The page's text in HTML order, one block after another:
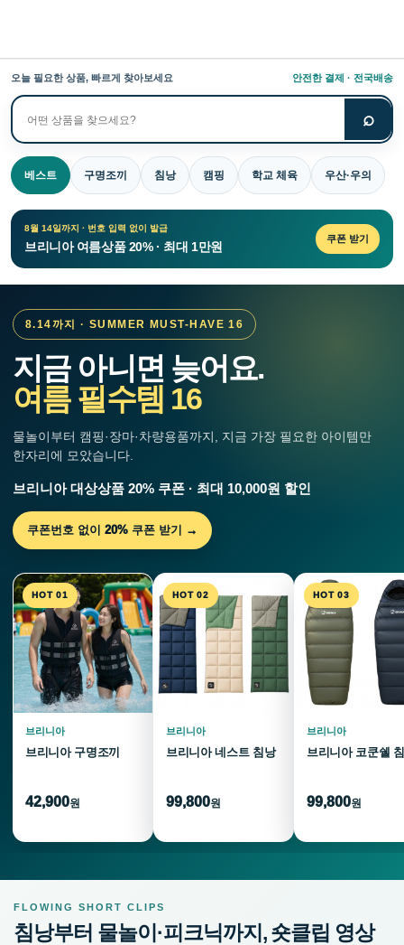
오늘 필요한 상품, 빠르게 찾아보세요 안전한 결제 · 전국배송
상
품
검
색
⌕
베스트 구명조끼 침낭 캠핑 학교 체육 우산·우의
8월 14일까지 · 번호 입력 없이 발급
브리니아 여름상품 20% · 최대 1만원
쿠폰 받기
8.14까지 · SUMMER MUST-HAVE 16
지금 아니면 늦어요.
여름 필수템 16
물놀이부터 캠핑·장마·차량용품까지, 지금 가장 필요한 아이템만
한자리에 모았습니다.
브리니아 대상상품 20% 쿠폰 · 최대 10,000원 할인
쿠폰번호 없이 20% 쿠폰 받기 →
HOT 01
브리니아
브리니아 구명조끼
42,900원
HOT 02
브리니아
브리니아 네스트 침낭
99,800원
HOT 03
브리니아
브리니아 코쿤쉘
99,800원
FLOWING SHORT CLIPS
침낭부터 물놀이·피크닉까지, 숏클립 영상